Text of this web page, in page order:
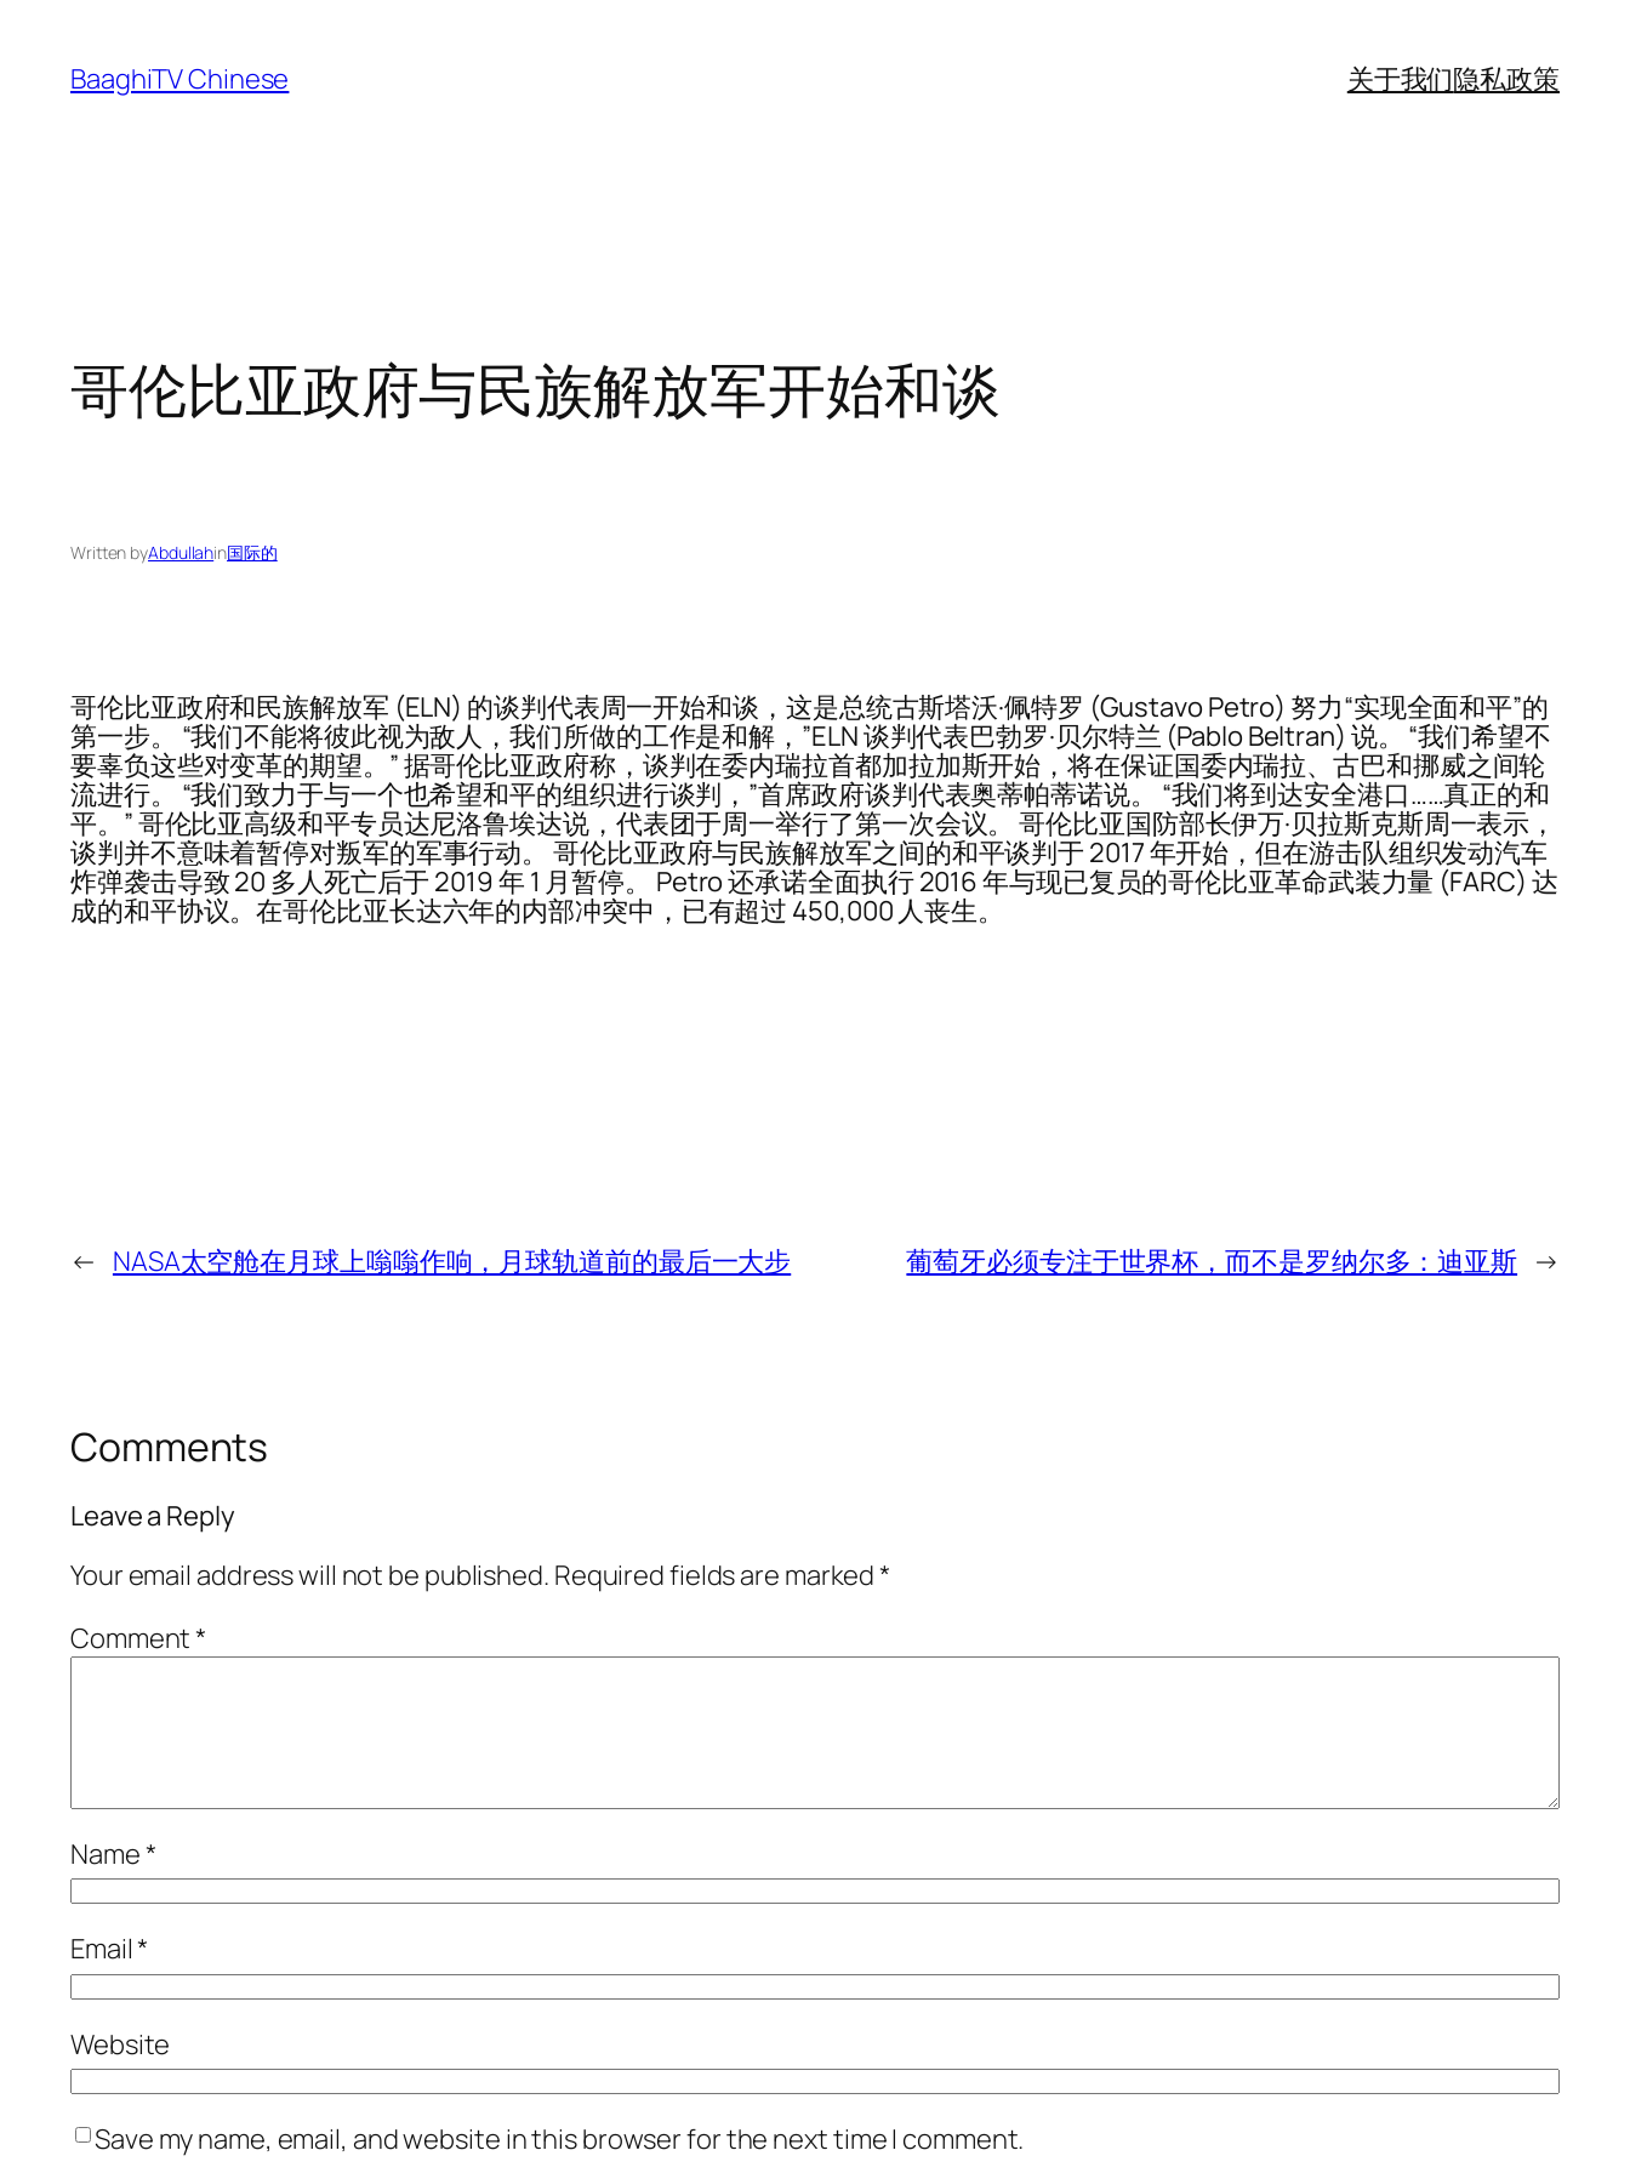
content
BaaghiTV Chinese 关于我们隐私政策
哥伦比亚政府与民族解放军开始和谈
Written byAbdullahin国际的
哥伦比亚政府和民族解放军 (ELN) 的谈判代表周一开始和谈，这是总统古斯塔沃·佩特罗 (Gustavo Petro) 努力“实现全面和平”的
第一步。 “我们不能将彼此视为敌人，我们所做的工作是和解，”ELN 谈判代表巴勃罗·贝尔特兰 (Pablo Beltran) 说。 “我们希望不
要辜负这些对变革的期望。” 据哥伦比亚政府称，谈判在委内瑞拉首都加拉加斯开始，将在保证国委内瑞拉、古巴和挪威之间轮
流进行。 “我们致力于与一个也希望和平的组织进行谈判，”首席政府谈判代表奥蒂帕蒂诺说。 “我们将到达安全港口……真正的和
平。” 哥伦比亚高级和平专员达尼洛鲁埃达说，代表团于周一举行了第一次会议。 哥伦比亚国防部长伊万·贝拉斯克斯周一表示，
谈判并不意味着暂停对叛军的军事行动。 哥伦比亚政府与民族解放军之间的和平谈判于 2017 年开始，但在游击队组织发动汽车
炸弹袭击导致 20 多人死亡后于 2019 年 1 月暂停。 Petro 还承诺全面执行 2016 年与现已复员的哥伦比亚革命武装力量 (FARC) 达
成的和平协议。在哥伦比亚长达六年的内部冲突中，已有超过 450,000 人丧生。
← NASA太空舱在月球上嗡嗡作响，月球轨道前的最后一大步 葡萄牙必须专注于世界杯，而不是罗纳尔多：迪亚斯 →
Comments
Leave a Reply
Your email address will not be published. Required fields are marked*
Comment*
Name*
Email*
Website
Save my name, email, and website in this browser for the next time I comment.